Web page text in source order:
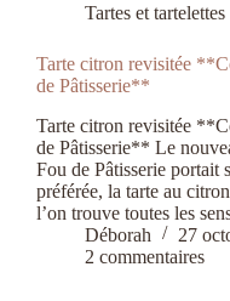
Tartes et tartelettes
Tarte citron revisitée
de Pâtisserie**
Tarte citron revisitée
de Pâtisserie** Le
Fou de Pâtisserie portait
préférée, la tarte au
l’on trouve toutes les
Déborah
27
2 commentaires